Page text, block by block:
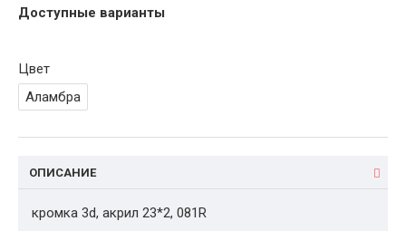
Доступные варианты
Цвет
Аламбра
ОПИСАНИЕ
кромка 3d, акрил 23*2, 081R